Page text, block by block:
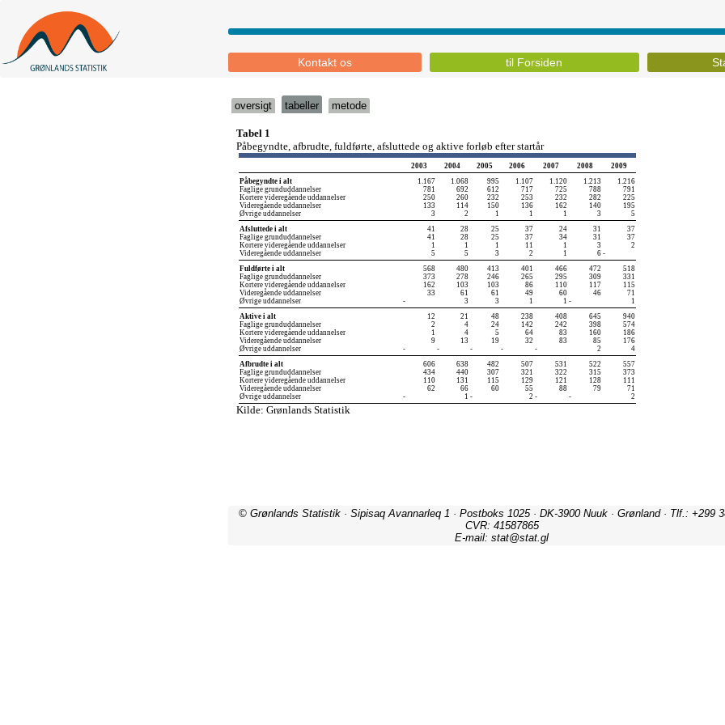
Kontakt os til Forsiden
oversigt tabeller metode
© Grønlands Statistik · Sipisaq Avannarleq 1 · Postboks 1025 · DK-3900 Nuuk · Grønland · Tlf.: +299
CVR: 41587865
E-mail: stat@stat.gl